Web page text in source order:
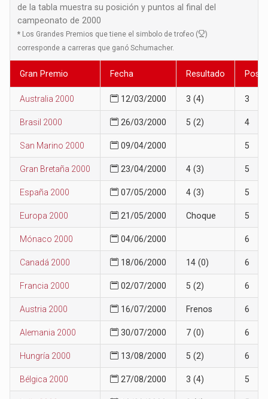
de la tabla muestra su posición y puntos al final del
campeonato de 2000
* Los Grandes Premios que tiene el simbolo de trofeo (
)
corresponde a carreras que ganó Schumacher.
Gran Premio Fecha Resultado
Australia 2000 12/03/2000 3 (4) 3
Brasil 2000 26/03/2000 5 (2) 4
San Marino 2000 09/04/2000 5
Gran Bretaña 2000 23/04/2000 4 (3) 5
España 2000 07/05/2000 4 (3) 5
Europa 2000 21/05/2000 Choque 5
Mónaco 2000 04/06/2000 6
Canadá 2000 18/06/2000 14 (0) 6
Francia 2000 02/07/2000 5 (2) 6
Austria 2000 16/07/2000 Frenos 6
Alemania 2000 30/07/2000 7 (0) 6
Hungría 2000 13/08/2000 5 (2) 6
Bélgica 2000 27/08/2000 3 (4) 5